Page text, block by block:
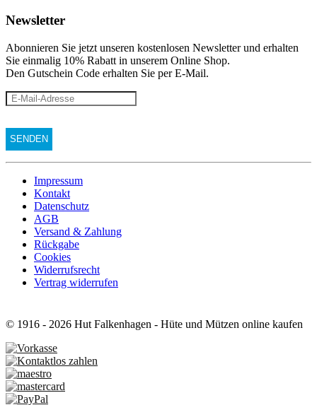
Newsletter
Abonnieren Sie jetzt unseren kostenlosen Newsletter und erhalten
Sie einmalig 10% Rabatt in unserem Online Shop.
Den Gutschein Code erhalten Sie per E-Mail.
Impressum
Kontakt
Datenschutz
AGB
Versand & Zahlung
Rückgabe
Cookies
Widerrufsrecht
Vertrag widerrufen
© 1916 - 2026 Hut Falkenhagen - Hüte und Mützen online kaufen